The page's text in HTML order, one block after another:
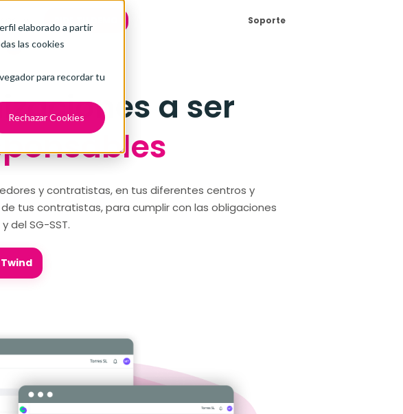
elaborado a partir
las cookies
para recordar tu
Rechazar Cookies
Soporte
a ser
y contratistas, en tus diferentes centros y
tus contratistas, para cumplir con las obligaciones
del SG-SST.